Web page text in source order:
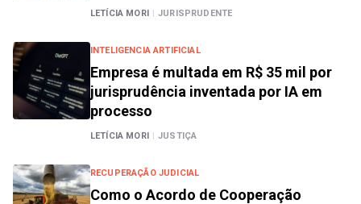
LETÍCIA MORI | JURISPRUDENTE
INTELIGENCIA ARTIFICIAL
Empresa é multada em R$ 35 mil por
jurisprudência inventada por IA em
processo
LETÍCIA MORI | JUSTIÇA
RECUPERAÇÃO JUDICIAL
Como o Acordo de Cooperação